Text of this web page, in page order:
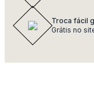
Troca fácil
Grátis no